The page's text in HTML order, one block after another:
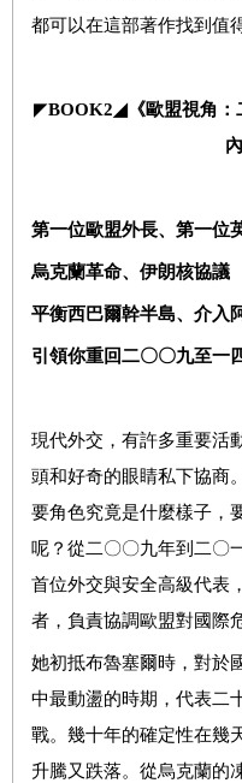
都可以在這部著作找到值
◤BOOK2◢《歐盟視角：
第一位歐盟外長、第一位
烏克蘭革命、伊朗核協議
平衡西巴爾幹半島、介入
引領你重回二〇〇九至一
現代外交，有許多重要活
頭和好奇的眼睛私下協商
要角色究竟是什麼樣子，
呢？從二〇〇九年到二〇
首位外交與安全高級代表
者，負責協調歐盟對國際
她初抵布魯塞爾時，對於
中最動盪的時期，代表二
戰。幾十年的確定性在幾
升騰又跌落。從烏克蘭的